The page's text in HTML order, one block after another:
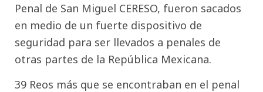
Penal de San Miguel CERESO, fueron sacados
en medio de un fuerte dispositivo de
seguridad para ser llevados a penales de
otras partes de la República Mexicana.
39 Reos más que se encontraban en el penal